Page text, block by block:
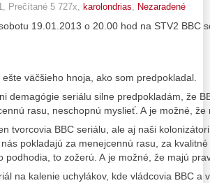
, Prečítané 5 727x, karolondrias Nezaradené
19.01.2013 o 20.00 hod na STV2 BBC
väčšieho hnoja, ako som predpokladal.
demagógie seriálu silne predpokladám, že
rasu, neschopnú myslieť. A je možné, že
tvorcovia BBC seriálu, ale aj naši
pokladajú za menejcennú rasu, za
podhodia, to zožerú. A je možné, že majú
na kalenie uchylákov, kde vládcovia BBC a